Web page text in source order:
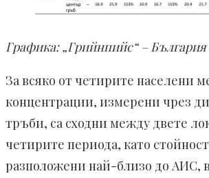
Графика: „Грийнпийс“ – България
За всяко от четирите населени
концентрации, измерени чрез
тръби, са сходни между двете
четирите периода, като
разположени най-близо до АИС,